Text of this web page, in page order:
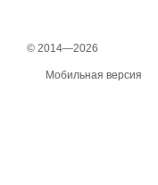
© 2014—2026
Мобильная версия